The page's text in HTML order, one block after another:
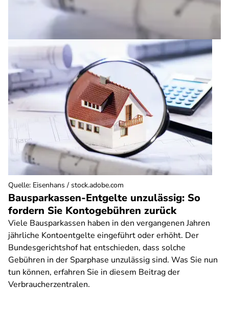
Bausparkassen-Entgelte unzulässig: So
fordern Sie Kontogebühren zurück
Viele Bausparkassen haben in den vergangenen Jahren
jährliche Kontoentgelte eingeführt oder erhöht. Der
Bundesgerichtshof hat entschieden, dass solche
Gebühren in der Sparphase unzulässig sind. Was Sie nun
tun können, erfahren Sie in diesem Beitrag der
Verbraucherzentralen.
Quelle: Eisenhans / stock.adobe.com